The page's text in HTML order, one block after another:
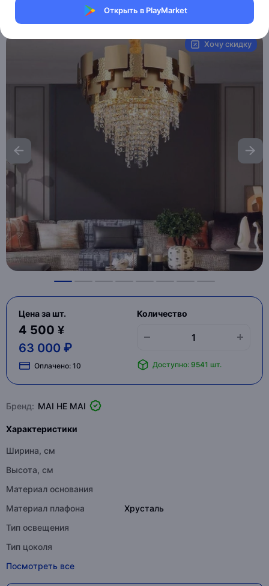
Открыть в PlayMarket
MXM6675733591
Хочу скидку
Цена за шт.
4 500 ¥
63 000 ₽
Оплачено: 10
Количество
Доступно: 9541 шт.
Бренд: MAI HE MAI
Характеристики
Ширина, см
Высота, см
Материал основания
Материал плафона
Хрусталь
Тип освещения
Тип цоколя
Посмотреть все